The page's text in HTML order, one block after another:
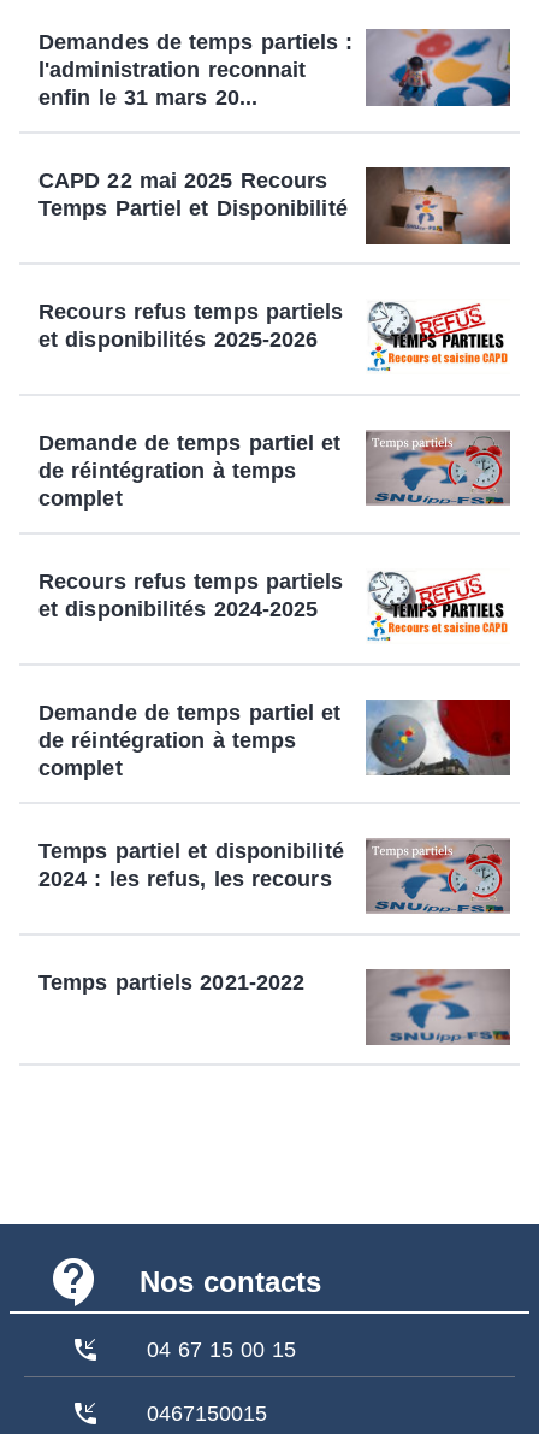
Demandes de temps partiels :
l'administration reconnait
enfin le 31 mars 20...
CAPD 22 mai 2025 Recours
Temps Partiel et Disponibilité
Recours refus temps partiels
et disponibilités 2025-2026
Demande de temps partiel et
de réintégration à temps
complet
Recours refus temps partiels
et disponibilités 2024-2025
Demande de temps partiel et
de réintégration à temps
complet
Temps partiel et disponibilité
2024 : les refus, les recours
Temps partiels 2021-2022
contact_support Nos contacts
phone_callback 04 67 15 00 15
phone_callback 0467150015